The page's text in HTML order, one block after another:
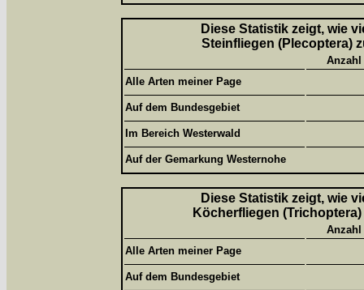
Diese Statistik zeigt, wie
Steinfliegen (Plecoptera)
Alle Arten meiner Page
Auf dem Bundesgebiet
Im Bereich Westerwald
Auf der Gemarkung Westernohe
Diese Statistik zeigt, wie
Köcherfliegen
Alle Arten meiner Page
Auf dem Bundesgebiet